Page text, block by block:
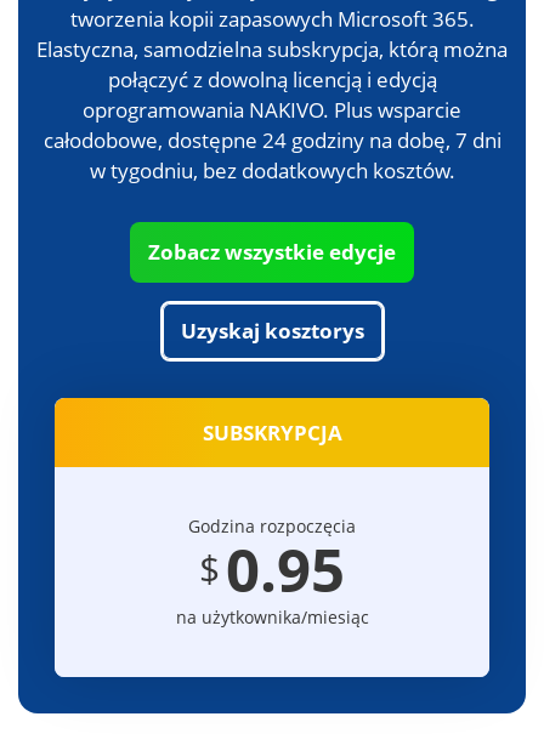
tworzenia kopii zapasowych Microsoft 365.
Elastyczna, samodzielna subskrypcja, którą można
połączyć z dowolną licencją i edycją
oprogramowania NAKIVO. Plus wsparcie
całodobowe, dostępne 24 godziny na dobę, 7 dni
w tygodniu, bez dodatkowych kosztów.
Zobacz wszystkie edycje
Uzyskaj kosztorys
SUBSKRYPCJA
Godzina rozpoczęcia
$0.95
na użytkownika/miesiąc